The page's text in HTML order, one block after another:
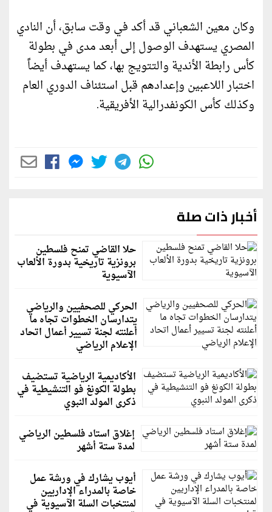
وكان معين الشعباني قد أكد في وقت سابق، أن النادي
المصري يستهدف الوصول إلى أبعد مدى في بطولة
كأس رابطة الأندية والتتويج بها، كما يستهدف أيضاً
اختبار اللاعبين وإعدادهم قبل استئناف الدوري العام
وكذلك كأس الكونفدرالية الأفريقية.
أخبار ذات صلة
حلا القاضي تمنح فلسطين
برونزية تاريخية بدورة الألعاب
الآسيوية
الحركي للصحفيين والرياضي
يتدارسان الخطوات تجاه ما
أعلنته لجنة تسيير أعمال اتحاد
الإعلام الرياضي
الأكاديمية الرياضية تستضيف
بطولة الكونغ فو التنشيطية في
ذكرى المولد النبوي
إغلاق استاد فلسطين الرياضي
لمدة ستة أشهر
أيوب يشارك في ورشة عمل
خاصة بالمدراء الإداريين
لمنتخبات السلة الآسيوية في